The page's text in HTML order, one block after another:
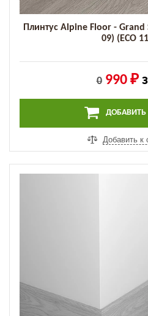
Плинтус Alpine Floor - Grand
09) (ECO
0 990 ₽
ДОБАВИТЬ
Добавить к